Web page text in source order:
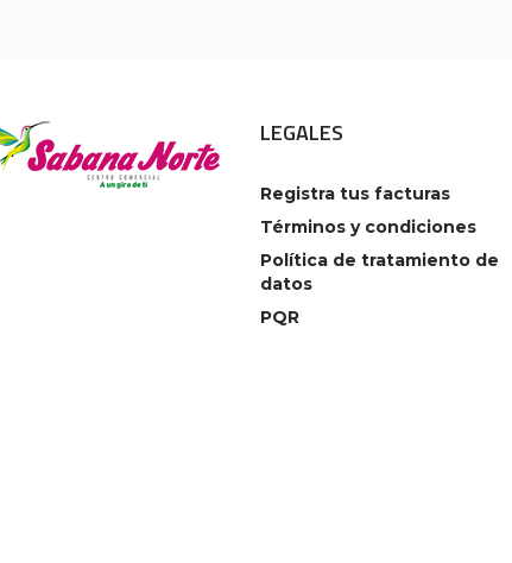
LEGALES
Registra tus facturas
Términos y condiciones
Política de tratamiento de
datos
PQR